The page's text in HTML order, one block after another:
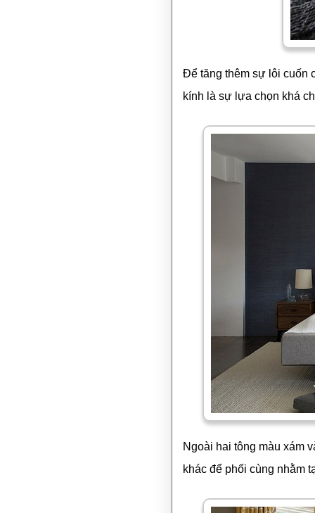
Để tăng thêm sự lôi cuốn
kính là sự lựa chọn khá
Ngoài hai tông màu xám
khác để phối cùng nhằm